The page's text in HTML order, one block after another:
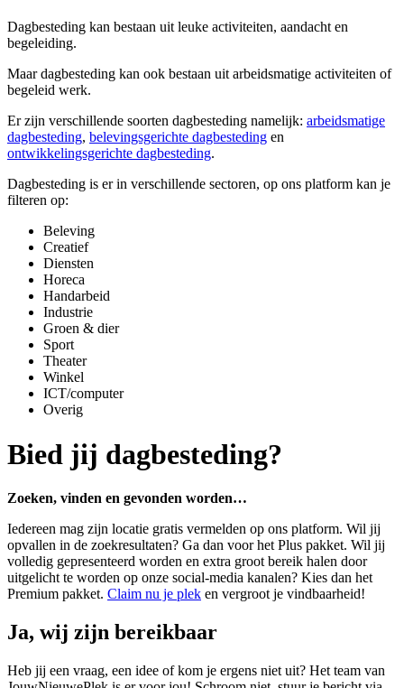
Dagbesteding kan bestaan uit leuke activiteiten, aandacht en
begeleiding.
Maar dagbesteding kan ook bestaan uit arbeidsmatige activiteiten of
begeleid werk.
Er zijn verschillende soorten dagbesteding namelijk: arbeidsmatige
dagbesteding, belevingsgerichte dagbesteding en
ontwikkelingsgerichte dagbesteding.
Dagbesteding is er in verschillende sectoren, op ons platform kan je
filteren op:
Beleving
Creatief
Diensten
Horeca
Handarbeid
Industrie
Groen & dier
Sport
Theater
Winkel
ICT/computer
Overig
Bied jij dagbesteding?
Zoeken, vinden en gevonden worden…
Iedereen mag zijn locatie gratis vermelden op ons platform. Wil jij
opvallen in de zoekresultaten? Ga dan voor het Plus pakket. Wil jij
volledig gepresenteerd worden en extra groot bereik halen door
uitgelicht te worden op onze social-media kanalen? Kies dan het
Premium pakket. Claim nu je plek en vergroot je vindbaarheid!
Ja, wij zijn bereikbaar
Heb jij een vraag, een idee of kom je ergens niet uit? Het team van